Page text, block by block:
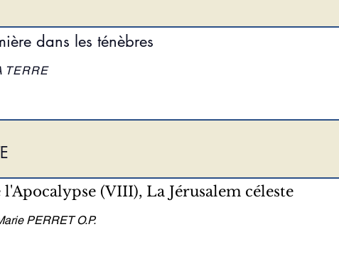
dans les ténèbres
TERRE
l'Apocalypse (VIII), La Jérusalem céleste
PERRET O.P.